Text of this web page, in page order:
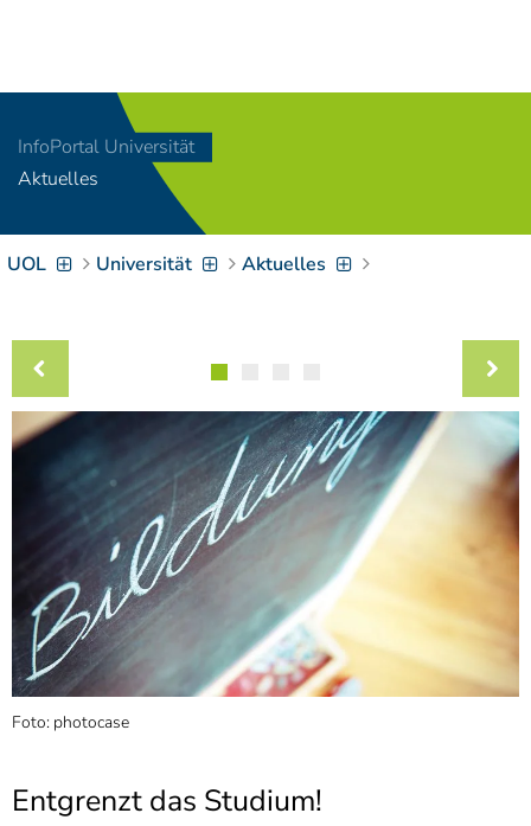
[Access-Key 8
Zum Inhalt springen
Zur Suche springen
[Access-Key 4]
Zur Hauptnavigation
Zielgruppennavigation
Zur
Brotkrumennavigation
springen[Access-Key
7]
Informationen zur
Barrierefreiheit
InfoPortal Universität
Aktuelles
UOL Universität Aktuelles
Foto: photocase
Entgrenzt das Studium!